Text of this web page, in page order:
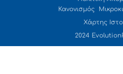
Κανονισμός
Χάρτης
2024